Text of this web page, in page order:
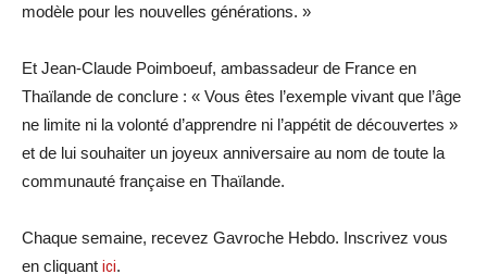
modèle pour les nouvelles générations. »
Et Jean-Claude Poimboeuf, ambassadeur de France en
Thaïlande de conclure : « Vous êtes l’exemple vivant que l’âge
ne limite ni la volonté d’apprendre ni l’appétit de découvertes »
et de lui souhaiter un joyeux anniversaire au nom de toute la
communauté française en Thaïlande.
Chaque semaine, recevez Gavroche Hebdo. Inscrivez vous
en cliquant ici.